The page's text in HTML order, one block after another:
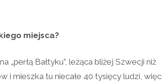
miejsca?
Bałtyku”, leżąca bliżej Szwecji niż
i mieszka tu niecałe 40 tysięcy ludzi, więc